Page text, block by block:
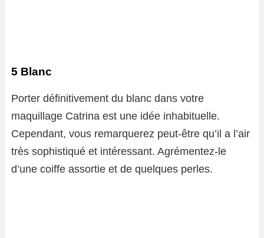
5 Blanc
Porter définitivement du blanc dans votre
maquillage Catrina est une idée inhabituelle.
Cependant, vous remarquerez peut-être qu’il a l’air
très sophistiqué et intéressant. Agrémentez-le
d’une coiffe assortie et de quelques perles.